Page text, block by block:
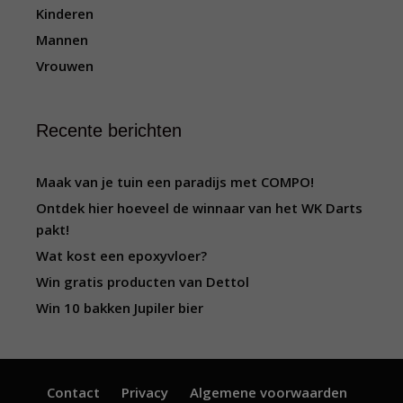
Kinderen
Mannen
Vrouwen
Recente berichten
Maak van je tuin een paradijs met COMPO!
Ontdek hier hoeveel de winnaar van het WK Darts
pakt!
Wat kost een epoxyvloer?
Win gratis producten van Dettol
Win 10 bakken Jupiler bier
Contact Privacy Algemene voorwaarden